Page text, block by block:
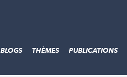
BLOGS THÈMES PUBLICATIONS